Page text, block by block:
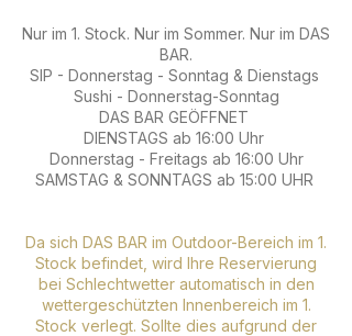
Nur im 1. Stock. Nur im Sommer. Nur im DAS
BAR.
SIP - Donnerstag - Sonntag & Dienstags
Sushi - Donnerstag-Sonntag
DAS BAR GEÖFFNET
DIENSTAGS ab 16:00 Uhr
Donnerstag - Freitags ab 16:00 Uhr
SAMSTAG & SONNTAGS ab 15:00 UHR
Da sich DAS BAR im Outdoor-Bereich im 1.
Stock befindet, wird Ihre Reservierung
bei Schlechtwetter automatisch in den
wettergeschützten Innenbereich im 1.
Stock verlegt. Sollte dies aufgrund der